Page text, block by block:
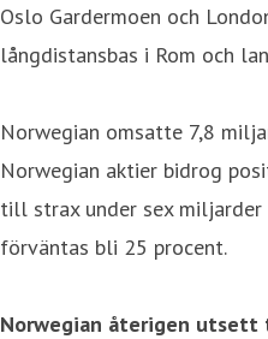
Oslo Gardermoen och
långdistansbas i Rom och
Norwegian omsatte 7,8
Norwegian aktier bidrog
till strax under sex
förväntas bli 25 procent.
Norwegian återigen utsett